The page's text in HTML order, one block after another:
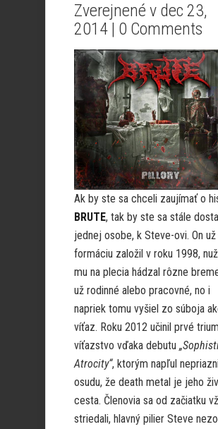
Zverejnené v dec 23,
2014 | 0 Comments
Ak by ste sa chceli zaujímať o
BRUTE, tak by ste sa stále
jednej osobe, k Steve-ovi. On
formáciu založil v roku 1998,
mu na plecia hádzal rôzne
už rodinné alebo pracovné, no i
napriek tomu vyšiel zo súboja
víťaz. Roku 2012 učinil prvé
víťazstvo vďaka debutu
Atrocity“, ktorým napľul
osudu, že death metal je jeho
cesta. Členovia sa od začiatku
striedali, hlavný pilier Steve